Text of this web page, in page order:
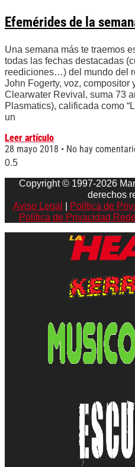
Efemérides de la
Una semana más te traemos
todas las fechas destacadas
reediciones…) del mundo del
John Fogerty, voz, compositor
Clearwater Revival, suma 73
Plasmatics), calificada como
un
Leer artículo
28 mayo 2018
No hay
Copyright © 1997-2026
derechos
Aviso Legal
Política de
Política de Privacidad